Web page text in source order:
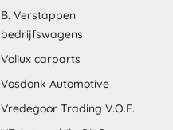
B. Verstappen
bedrijfswagens
Vollux carparts
Vosdonk Automotive
Vredegoor Trading V.O.F.